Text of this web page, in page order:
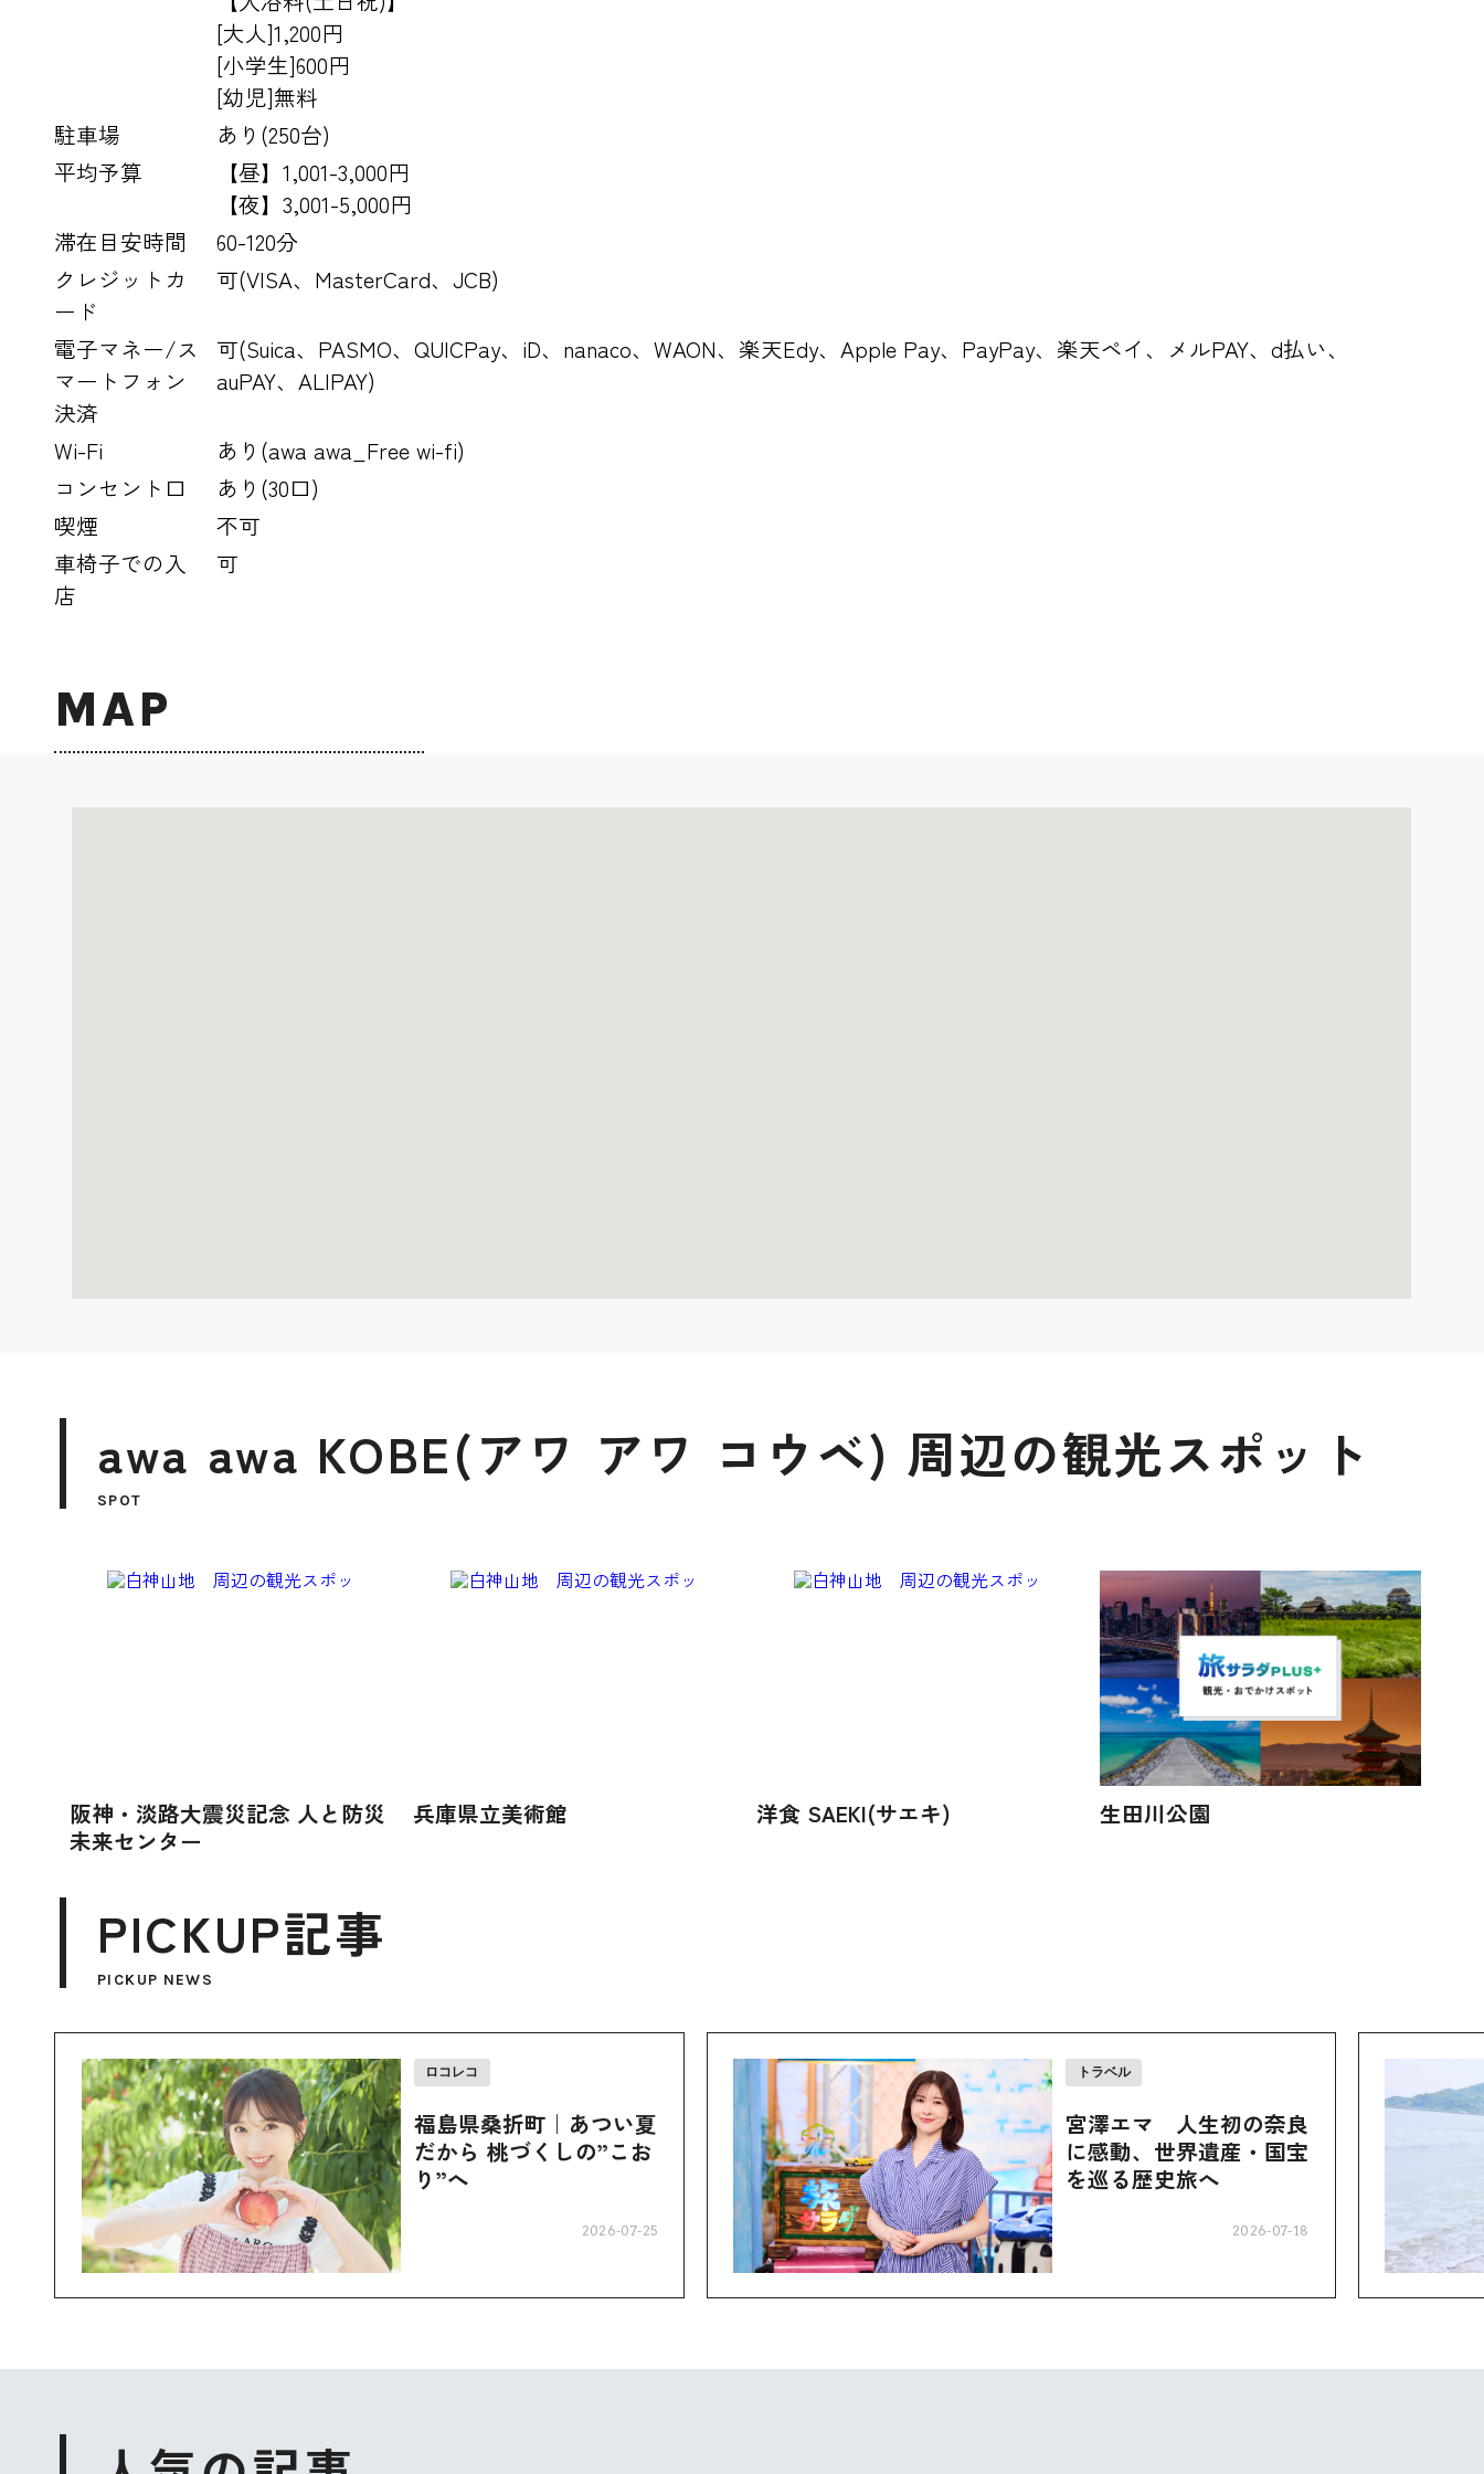
[大人]1,200円
[小学生]600円
[幼児]無料
駐車場
あり(250台)
平均予算
【昼】1,001-3,000円
【夜】3,001-5,000円
滞在目安時間
60-120分
クレジットカ
ード
可(VISA、MasterCard、JCB)
電子マネー/ス
マートフォン
決済
可(Suica、PASMO、QUICPay、iD、nanaco、WAON、楽天Edy、Apple Pay、PayPay、楽天ペイ、メルPAY、d払い、
auPAY、ALIPAY)
Wi-Fi
あり(awa awa_Free wi-fi)
コンセント口
あり(30口)
喫煙
不可
車椅子での入
店
可
MAP
awa awa KOBE(アワ アワ コウベ) 周辺の観光スポット
SPOT
阪神・淡路大震災記念 人と防災
未来センター
兵庫県立美術館 洋食 SAEKI(サエキ) 生田川公園
PICKUP記事
PICKUP NEWS
ロコレコ
福島県桑折町｜あつい夏
だから 桃づくしの”こお
り”へ
2026-07-25
トラベル
宮澤エマ 人生初の奈良
に感動、世界遺産・国宝
を巡る歴史旅へ
2026-07-18